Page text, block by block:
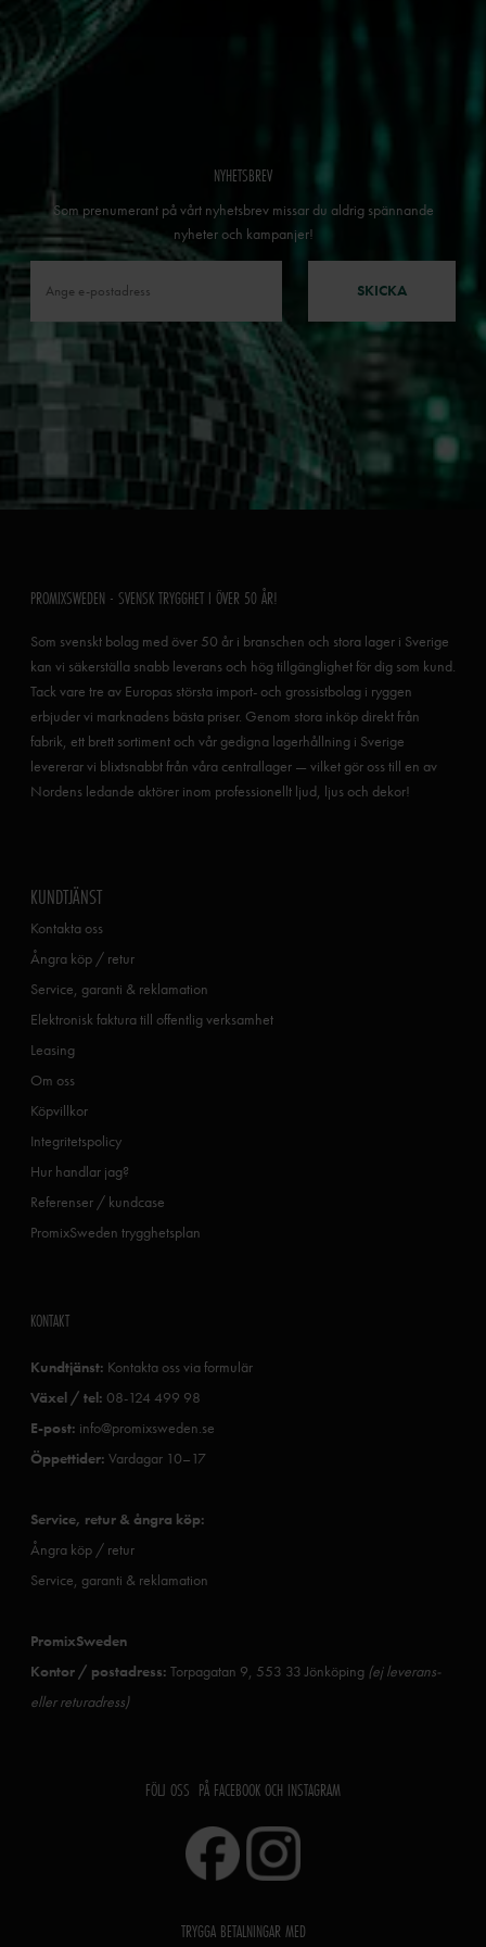
NYHETSBREV
Som prenumerant på vårt nyhetsbrev missar du aldrig spännande
nyheter och kampanjer!
SKICKA
PROMIXSWEDEN - SVENSK TRYGGHET I ÖVER 50 ÅR!
Som svenskt bolag med över 50 år i branschen och stora lager i Sverige
kan vi säkerställa snabb leverans och hög tillgänglighet för dig som kund.
Tack vare tre av Europas största import- och grossistbolag i ryggen
erbjuder vi marknadens bästa priser. Genom stora inköp direkt från
fabrik, ett brett sortiment och vår gedigna lagerhållning i Sverige
levererar vi blixtsnabbt från våra centrallager — vilket gör oss till en av
Nordens ledande aktörer inom professionellt ljud, ljus och dekor!
KUNDTJÄNST
Kontakta oss
Ångra köp / retur
Service, garanti & reklamation
Elektronisk faktura till offentlig verksamhet
Leasing
Om oss
Köpvillkor
Integritetspolicy
Hur handlar jag?
Referenser / kundcase
PromixSweden trygghetsplan
KONTAKT
Kundtjänst: Kontakta oss via formulär
Växel / tel: 08-124 499 98
E-post: info@promixsweden.se
Öppettider: Vardagar 10–17
Service, retur & ångra köp:
Ångra köp / retur
Service, garanti & reklamation
PromixSweden
Kontor / postadress: Torpagatan 9, 553 33 Jönköping (ej leverans-
eller returadress)
FÖLJ OSS PÅ FACEBOOK OCH INSTAGRAM
TRYGGA BETALNINGAR MED